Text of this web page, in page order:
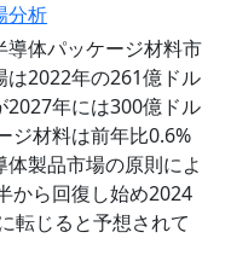
分析
導体パッケージ材料市
は2022年の261億ドル
2027年には300億ドル
ジ材料は前年比0.6%
製品市場の原則によ
から回復し始め2024
転じると予想されて